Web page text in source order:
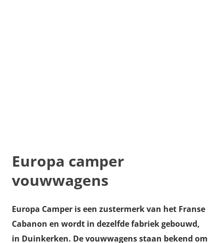
Europa camper
vouwwagens
Europa Camper is een zustermerk van het Franse
Cabanon en wordt in dezelfde fabriek gebouwd,
in Duinkerken. De vouwwagens staan bekend om